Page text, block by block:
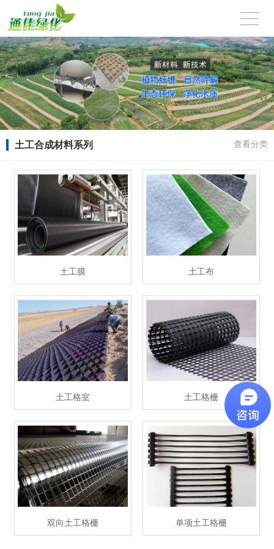
土工合成材料系列 查看分类
土工膜 土工布
土工格室 土工格栅
双向土工格栅 单项土工格栅